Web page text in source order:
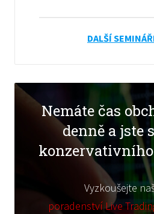
DALŠÍ
Nemáte čas
denně a jste
Vyzkoušejte
poradenství Live